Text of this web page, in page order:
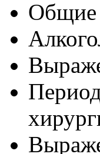
Общие